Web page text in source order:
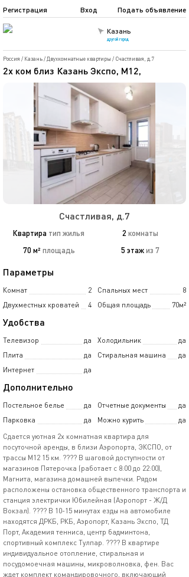
Казань
другой город
Подать объявление
Регистрация Вход
Россия / Казань/ Двухкомнатные квартиры / Счастливая, д.7
2х ком близ Казань Экспо, М12,
Счастливая, д.7
Квартира тип жилья 2 комнаты
70 м² площадь 5 этажиз 7
Параметры
Комнат 2 Спальных мест
8
Двухместных кроватей
4 Общая площадь 70м²
Удобства
Телевизор да Холодильник
да
Плита
да Стиральная машина
да
Интернет
да
Дополнительно
Постельное белье да Отчетные документы
да
Парковка
да Можно курить
да
Сдается уютная 2х комнатная квартира для
посуточной аренды, в близи Аэропорта, ЭКСПО, от
трассы М12 15 км. ???? В шаговой доступности от
магазинов Пятерочка (работает с 8:00 до 22:00),
Магнита, магазина домашней выпечки. Рядом
расположены остановка общественного транспорта и
станция электрички Юбилейная (Аэропорт - Ж/Д
Вокзал). ???? В 10-15 минутах езды на автомобиле
находятся ДРКБ, РКБ, Аэропорт, Казань Экспо, ТД
Порт, Академия тенниса, центр бадминтона,
спортивный комплекс Тулпар. ???? В квартире
индивидуальное отопление, стиральная и
посудомоечная машины, микроволновка, фен. Вас
ждет комплект командировочного, включающий